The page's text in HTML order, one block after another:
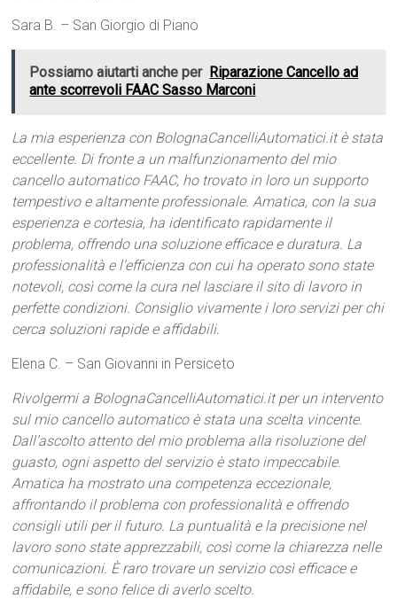
Sara B. – San Giorgio di Piano
Possiamo aiutarti anche per Riparazione Cancello ad
ante scorrevoli FAAC Sasso Marconi
La mia esperienza con BolognaCancelliAutomatici.it è stata
eccellente. Di fronte a un malfunzionamento del mio
cancello automatico FAAC, ho trovato in loro un supporto
tempestivo e altamente professionale. Amatica, con la sua
esperienza e cortesia, ha identificato rapidamente il
problema, offrendo una soluzione efficace e duratura. La
professionalità e l’efficienza con cui ha operato sono state
notevoli, così come la cura nel lasciare il sito di lavoro in
perfette condizioni. Consiglio vivamente i loro servizi per chi
cerca soluzioni rapide e affidabili.
Elena C. – San Giovanni in Persiceto
Rivolgermi a BolognaCancelliAutomatici.it per un intervento
sul mio cancello automatico è stata una scelta vincente.
Dall’ascolto attento del mio problema alla risoluzione del
guasto, ogni aspetto del servizio è stato impeccabile.
Amatica ha mostrato una competenza eccezionale,
affrontando il problema con professionalità e offrendo
consigli utili per il futuro. La puntualità e la precisione nel
lavoro sono state apprezzabili, così come la chiarezza nelle
comunicazioni. È raro trovare un servizio così efficace e
affidabile, e sono felice di averlo scelto.